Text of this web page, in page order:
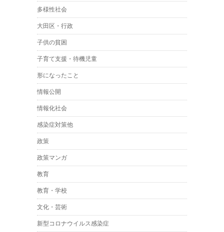
多様性社会
大田区・行政
子供の貧困
子育て支援・待機児童
形になったこと
情報公開
情報化社会
感染症対策他
政策
政策マンガ
教育
教育・学校
文化・芸術
新型コロナウイルス感染症